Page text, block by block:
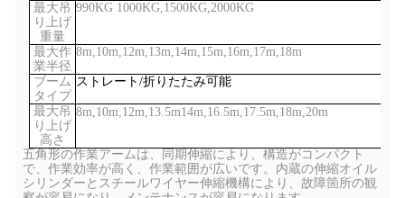
最大吊
り上げ
重量
990KG 1000KG,1500KG,2000KG
最大作
業半径
8m,10m,12m,13m,14m,15m,16m,17m,18m
ブーム
タイプ
ストレート/折りたたみ可能
最大吊
り上げ
高さ
8m,10m,12m,13.5m14m,16.5m,17.5m,18m,20m
五角形の作業アームは、同期伸縮により、構造がコンパクト
で、作業効率が高く、作業範囲が広いです。内蔵の伸縮オイル
シリンダーとスチールワイヤー伸縮機構により、故障箇所の観